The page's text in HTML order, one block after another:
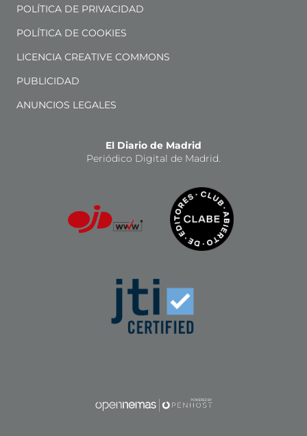
POLÍTICA DE PRIVACIDAD
POLÍTICA DE COOKIES
LICENCIA CREATIVE COMMONS
PUBLICIDAD
ANUNCIOS LEGALES
El Diario de Madrid
Periódico Digital de Madrid.